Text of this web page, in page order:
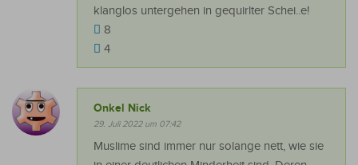
klanglos untergehen in gequirlter Schei..e!
8
4
Onkel Nick
29. Juli 2022 um 07:42
Muslime sind immer nur solange nett, wie sie